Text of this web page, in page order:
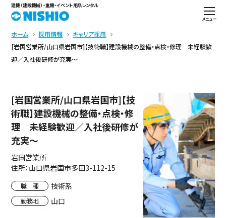
建機（建設機械）・重機・イベント用品レンタル
メニュー
ホーム 採用情報
キャリア採用
[岩国営業所/山口県岩国市]【技術職】建設機械の整備・点検・修理 未経験歓
迎／入社後研修が充実～
[岩国営業所/山口県岩国市]【技
術職】建設機械の整備・点検・修
理 未経験歓迎／入社後研修が
充実～
岩国営業所
住所：山口県岩国市多田3-112-15
職 種 技術系
勤務地 山口